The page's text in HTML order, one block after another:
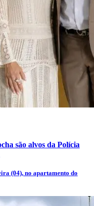
são alvos da Polícia
(04), no apartamento do